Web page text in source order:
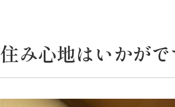
住み心地はいかが